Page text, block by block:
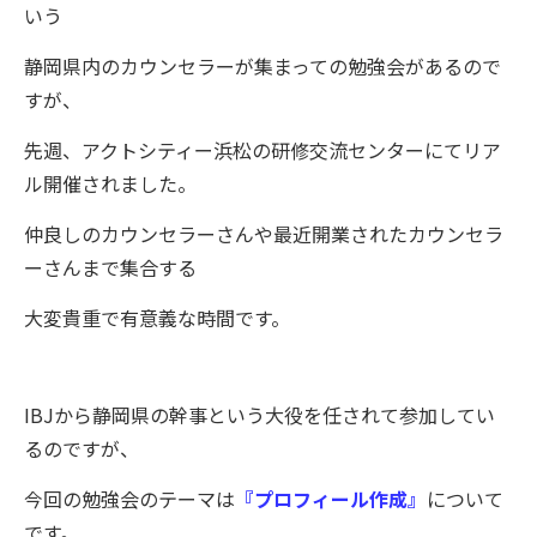
いう
静岡県内のカウンセラーが集まっての勉強会があるので
すが、
先週、アクトシティー浜松の研修交流センターにてリア
ル開催されました。
仲良しのカウンセラーさんや最近開業されたカウンセラ
ーさんまで集合する
大変貴重で有意義な時間です。
IBJから静岡県の幹事という大役を任されて参加してい
るのですが、
今回の勉強会のテーマは 『プロフィール作成』 について